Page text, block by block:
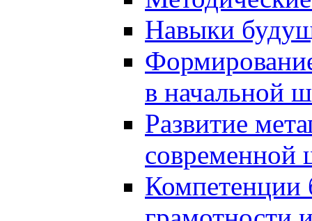
Навыки
в начальной
Развитие
современной
Компетенции